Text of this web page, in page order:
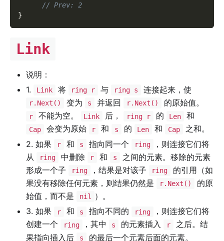
// Prev: 2
}
Link
说明：
1.
Link 将 ring r 与 ring s 连接起来，使
r.Next() 变为 s 并返回 r.Next() 的原始值。
r 不能为空。 Link 后， ring r 的 Len 和
Cap 会变为原始 r 和 s 的 Len 和 Cap
之和。
2. 如果
r 和 s 指向同一个 ring
，则连接它们将
从
ring 中删除 r 和 s
之间的元素。移除的元素
形成一个子
ring ，结果是对该子 ring
的引用（如
果没有移除任何元素，则结果仍然是
r.Next()
的原
始值，而不是
nil ）。
3. 如果
r 和 s 指向不同的 ring
，则连接它们将
创建一个
ring ，其中 s 的元素插入 r
之后。结
果指向插入后
s
的最后一个元素后面的元素。